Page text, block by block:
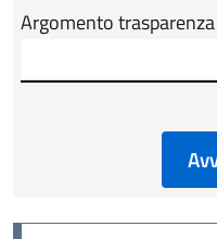
Argomento trasparenza